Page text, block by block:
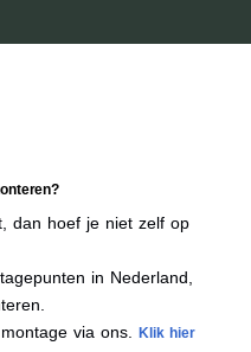
dan hoef je niet zelf op
in Nederland,
via ons. Klik hier